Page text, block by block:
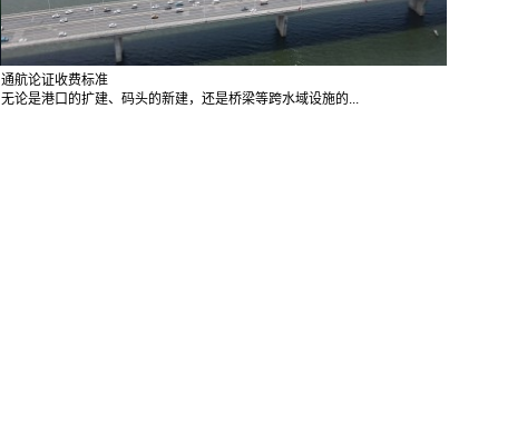
通航论证收费标准
无论是港口的扩建、码头的新建，还是桥梁等跨水域设施的...